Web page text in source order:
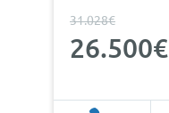
31.028€
26.500€